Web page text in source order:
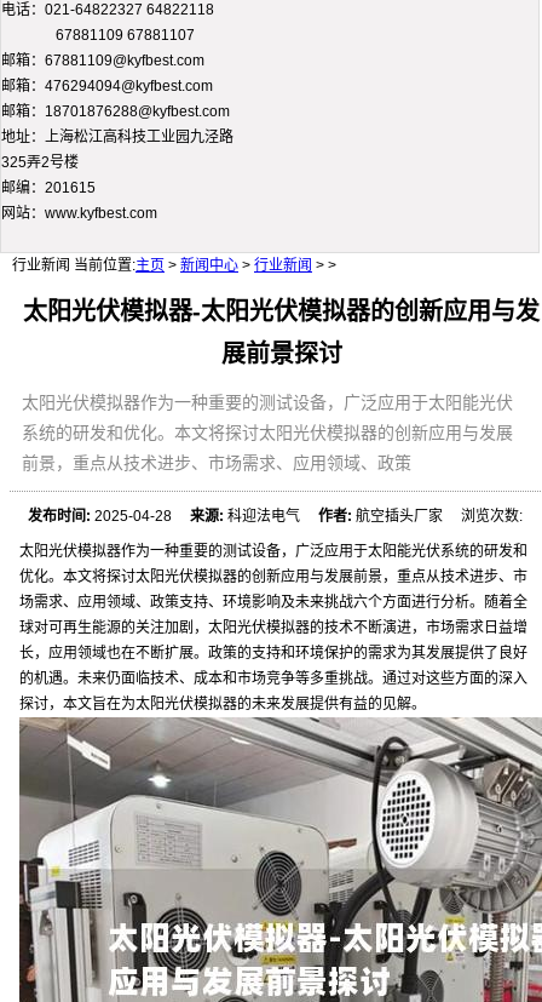
电话：021-64822327 64822118
67881109 67881107
邮箱：67881109@kyfbest.com
邮箱：476294094@kyfbest.com
邮箱：18701876288@kyfbest.com
地址：上海松江高科技工业园九泾路
325弄2号楼
邮编：201615
网站：www.kyfbest.com
行业新闻 当前位置:主页 > 新闻中心 > 行业新闻 > >
太阳光伏模拟器-太阳光伏模拟器的创新应用与发
展前景探讨
太阳光伏模拟器作为一种重要的测试设备，广泛应用于太阳能光伏
系统的研发和优化。本文将探讨太阳光伏模拟器的创新应用与发展
前景，重点从技术进步、市场需求、应用领域、政策
发布时间: 2025-04-28来源: 科迎法电气作者: 航空插头厂家 浏览次数:
太阳光伏模拟器作为一种重要的测试设备，广泛应用于太阳能光伏系统的研发和
优化。本文将探讨太阳光伏模拟器的创新应用与发展前景，重点从技术进步、市
场需求、应用领域、政策支持、环境影响及未来挑战六个方面进行分析。随着全
球对可再生能源的关注加剧，太阳光伏模拟器的技术不断演进，市场需求日益增
长，应用领域也在不断扩展。政策的支持和环境保护的需求为其发展提供了良好
的机遇。未来仍面临技术、成本和市场竞争等多重挑战。通过对这些方面的深入
探讨，本文旨在为太阳光伏模拟器的未来发展提供有益的见解。